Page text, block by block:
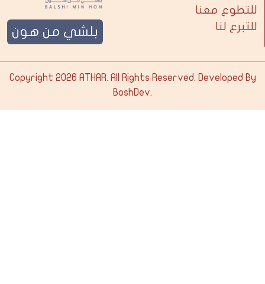
للتطوع معنا
للتبرع لنا
بلشي من هون
Copyright 2026 ATHAR. All Rights Reserved. Developed By
BoshDev.